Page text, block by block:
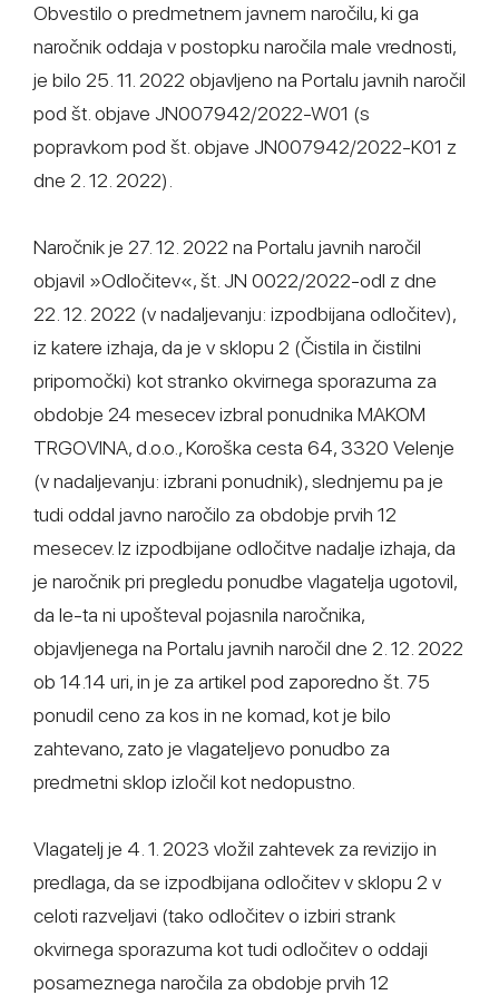
Obvestilo o predmetnem javnem naročilu, ki ga
naročnik oddaja v postopku naročila male vrednosti,
je bilo 25. 11. 2022 objavljeno na Portalu javnih naročil
pod št. objave JN007942/2022-W01 (s
popravkom pod št. objave JN007942/2022-K01 z
dne 2. 12. 2022).
Naročnik je 27. 12. 2022 na Portalu javnih naročil
objavil »Odločitev«, št. JN 0022/2022-odl z dne
22. 12. 2022 (v nadaljevanju: izpodbijana odločitev),
iz katere izhaja, da je v sklopu 2 (Čistila in čistilni
pripomočki) kot stranko okvirnega sporazuma za
obdobje 24 mesecev izbral ponudnika MAKOM
TRGOVINA, d.o.o., Koroška cesta 64, 3320 Velenje
(v nadaljevanju: izbrani ponudnik), slednjemu pa je
tudi oddal javno naročilo za obdobje prvih 12
mesecev. Iz izpodbijane odločitve nadalje izhaja, da
je naročnik pri pregledu ponudbe vlagatelja ugotovil,
da le-ta ni upošteval pojasnila naročnika,
objavljenega na Portalu javnih naročil dne 2. 12. 2022
ob 14.14 uri, in je za artikel pod zaporedno št. 75
ponudil ceno za kos in ne komad, kot je bilo
zahtevano, zato je vlagateljevo ponudbo za
predmetni sklop izločil kot nedopustno.
Vlagatelj je 4. 1. 2023 vložil zahtevek za revizijo in
predlaga, da se izpodbijana odločitev v sklopu 2 v
celoti razveljavi (tako odločitev o izbiri strank
okvirnega sporazuma kot tudi odločitev o oddaji
posameznega naročila za obdobje prvih 12